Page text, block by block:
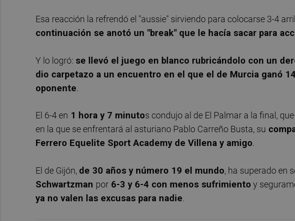
Esa reacción la refrendó el "aussie" sirviendo para colocarse 3-4
continuación se anotó un "break" que le hacía sacar para
Y lo logró: se llevó el juego en blanco rubricándolo con un
dio carpetazo a un encuentro en el que el de Murcia ganó
oponente.
El 6-4 en 1 hora y 7 minutos condujo al de El Palmar a la final,
en la que se enfrentará al asturiano Pablo Carreño Busta, su
Ferrero Equelite Sport Academy de Villena y amigo.
El de Gijón, de 30 años y número 19 el mundo, ha superado en
Schwartzman por 6-3 y 6-4 con menos sufrimiento y
ya no valen las excusas para nadie.